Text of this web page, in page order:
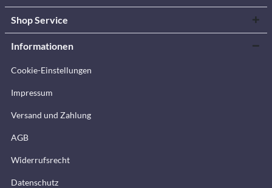
Shop Service
Informationen
Cookie-Einstellungen
Impressum
Versand und Zahlung
AGB
Widerrufsrecht
Datenschutz